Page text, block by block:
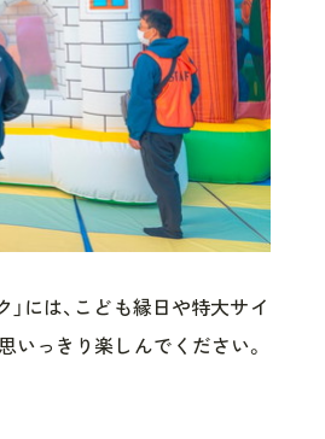
には、こども縁日や特大サイ
いっきり楽しんでください。